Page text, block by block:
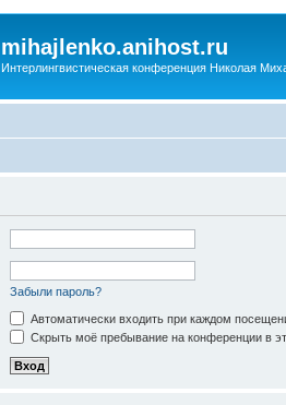
mihajlenko.anihost.ru
Интерлингвистическая конференция Николая
Забыли пароль?
Автоматически входить при каждом
Скрыть моё пребывание на конференции в